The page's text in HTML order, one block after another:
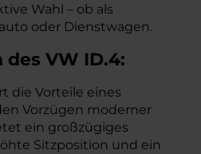
Wahl – ob als
oder Dienstwagen.
des VW ID.4:
die Vorteile eines
Vorzügen moderner
ein großzügiges
Sitzposition und ein